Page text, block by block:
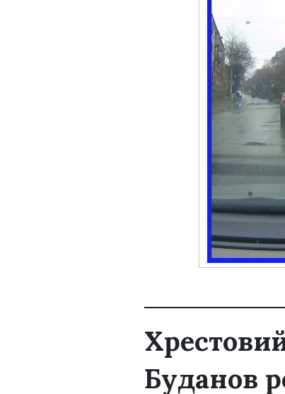
Буданов